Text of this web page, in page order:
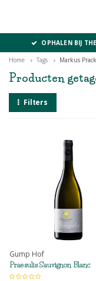
OPHALEN BIJ
Home Tags Markus
Producten
Filters
Gump Hof
Praesulis Sauvignon Blanc